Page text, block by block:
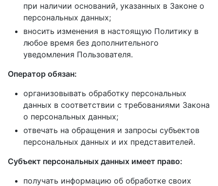
при наличии оснований, указанных в Законе о
персональных данных;
вносить изменения в настоящую Политику в
любое время без дополнительного
уведомления Пользователя.
Оператор обязан:
организовывать обработку персональных
данных в соответствии с требованиями Закона
о персональных данных;
отвечать на обращения и запросы субъектов
персональных данных и их представителей.
Субъект персональных данных имеет право:
получать информацию об обработке своих